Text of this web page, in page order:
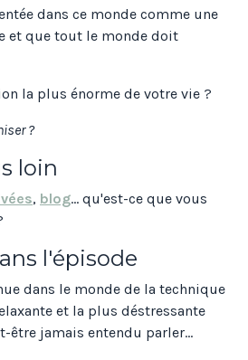
dans ce monde comme une
et que tout le monde doit
la plus énorme de votre vie ?
?
loin
, blog... qu'est-ce que vous
l'épisode
dans le monde de la technique
et la plus déstressante
être jamais entendu parler...